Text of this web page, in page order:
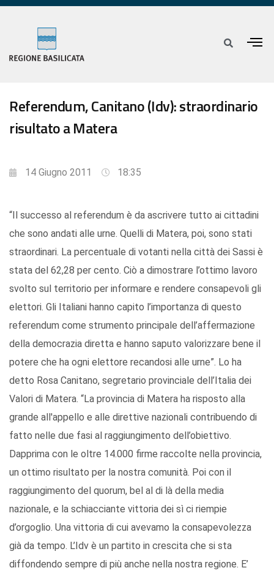
Referendum, Canitano (Idv): straordinario
risultato a Matera
14 Giugno 2011 18:35
“Il successo al referendum è da ascrivere tutto ai cittadini
che sono andati alle urne. Quelli di Matera, poi, sono stati
straordinari. La percentuale di votanti nella città dei Sassi è
stata del 62,28 per cento. Ciò a dimostrare l’ottimo lavoro
svolto sul territorio per informare e rendere consapevoli gli
elettori. Gli Italiani hanno capito l’importanza di questo
referendum come strumento principale dell’affermazione
della democrazia diretta e hanno saputo valorizzare bene il
potere che ha ogni elettore recandosi alle urne”. Lo ha
detto Rosa Canitano, segretario provinciale dell’Italia dei
Valori di Matera. “La provincia di Matera ha risposto alla
grande all'appello e alle direttive nazionali contribuendo di
fatto nelle due fasi al raggiungimento dell’obiettivo.
Dapprima con le oltre 14.000 firme raccolte nella provincia,
un ottimo risultato per la nostra comunità. Poi con il
raggiungimento del quorum, bel al di là della media
nazionale, e la schiacciante vittoria dei sì ci riempie
d’orgoglio. Una vittoria di cui avevamo la consapevolezza
già da tempo. L’Idv è un partito in crescita che si sta
diffondendo sempre di più anche nella nostra regione. E’